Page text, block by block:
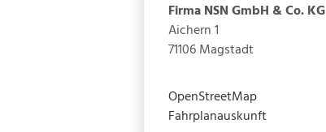
Firma NSN GmbH & Co. KG
Aichern 1
71106Magstadt
OpenStreetMap
Fahrplanauskunft